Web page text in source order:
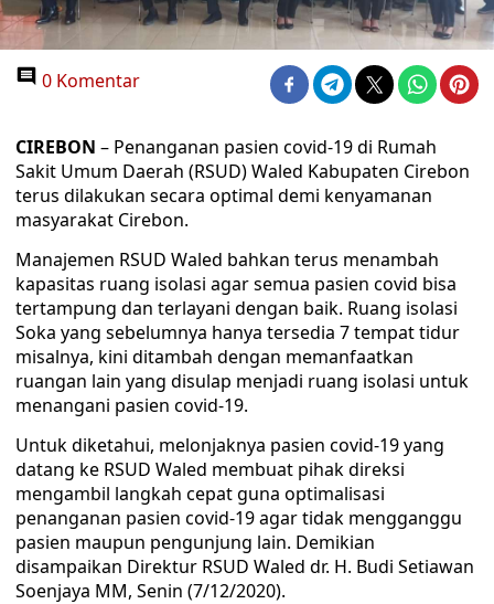
0 Komentar
CIREBON – Penanganan pasien covid-19 di Rumah
Sakit Umum Daerah (RSUD) Waled Kabupaten Cirebon
terus dilakukan secara optimal demi kenyamanan
masyarakat Cirebon.
Manajemen RSUD Waled bahkan terus menambah
kapasitas ruang isolasi agar semua pasien covid bisa
tertampung dan terlayani dengan baik. Ruang isolasi
Soka yang sebelumnya hanya tersedia 7 tempat tidur
misalnya, kini ditambah dengan memanfaatkan
ruangan lain yang disulap menjadi ruang isolasi untuk
menangani pasien covid-19.
Untuk diketahui, melonjaknya pasien covid-19 yang
datang ke RSUD Waled membuat pihak direksi
mengambil langkah cepat guna optimalisasi
penanganan pasien covid-19 agar tidak mengganggu
pasien maupun pengunjung lain. Demikian
disampaikan Direktur RSUD Waled dr. H. Budi Setiawan
Soenjaya MM, Senin (7/12/2020).